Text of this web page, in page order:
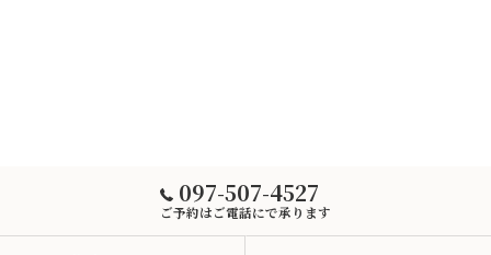
097-507-4527
ご予約はご電話にで承ります